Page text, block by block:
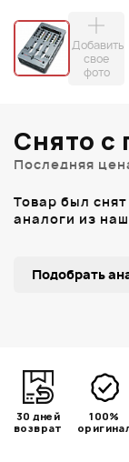
Добавить
свое
фото
Снято с
Последняя
Товар был
аналоги из
Подобрать
30 дней
возврат
100%